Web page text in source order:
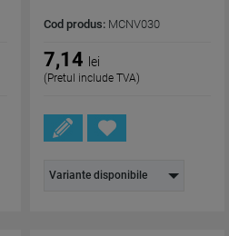
Cod produs: MCNV030
7,14 lei
(Pretul include TVA)
Variante disponibile